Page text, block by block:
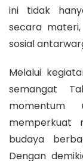
ini tidak
secara
sosial
Melalui
semangat
momentum
memperkuat
budaya
Dengan